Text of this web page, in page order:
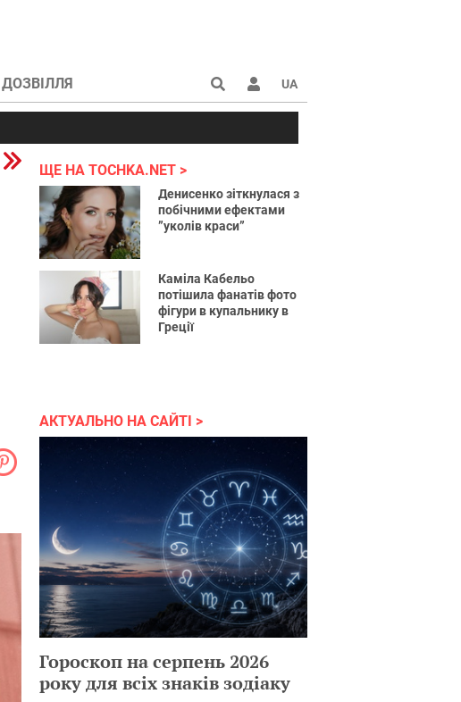
ДОЗВІЛЛЯ UA
Війна в Україні 2022
ЩЕ НА TOCHKA.NET
Денисенко зіткнулася з
побічними ефектами
”уколів краси”
Каміла Кабельо
потішила фанатів фото
фігури в купальнику в
Греції
АКТУАЛЬНО НА САЙТІ
Гороскоп на серпень 2026
року для всіх знаків зодіаку